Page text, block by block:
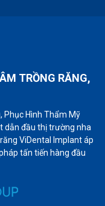
TRỒNG RĂNG,
Phục Hình Thẩm Mỹ
dẫn đầu thị trường nha
ViDental Implant áp
tấn tiến hàng đầu